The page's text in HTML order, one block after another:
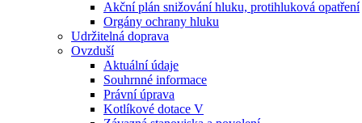
Akční plán snižování hluku, protihluková opatření
Orgány ochrany hluku
Udržitelná doprava
Ovzduší
Aktuální údaje
Souhrnné informace
Právní úprava
Kotlíkové dotace V